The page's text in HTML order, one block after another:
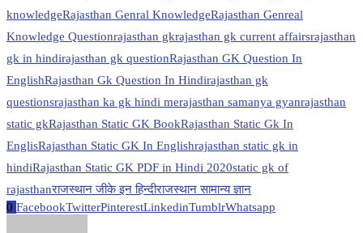
knowledgeRajasthan Genral KnowledgeRajasthan Genreal
Knowledge Questionrajasthan gkrajasthan gk current affairsrajasthan
gk in hindirajasthan gk questionRajasthan GK Question In
EnglishRajasthan Gk Question In Hindirajasthan gk
questionsrajasthan ka gk hindi merajasthan samanya gyanrajasthan
static gkRajasthan Static GK BookRajasthan Static Gk In
EnglisRajasthan Static GK In Englishrajasthan static gk in
hindiRajasthan Static GK PDF in Hindi 2020static gk of
rajasthanराजस्थान जीके इन हिन्दीराजस्थान सामान्य ज्ञान
0 FacebookTwitterPinterestLinkedinTumblrWhatsapp